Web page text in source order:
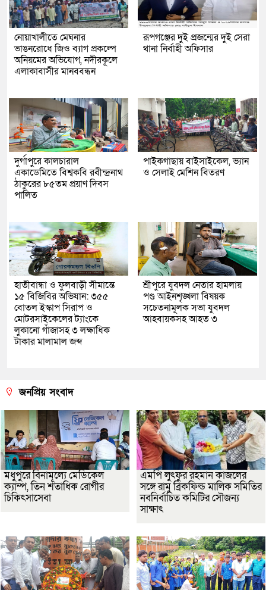
নোয়াখালীতে মেঘনার
ভাঙনরোধে জিও ব্যাগ প্রকল্পে
অনিয়মের অভিযোগ, নদীরকূলে
এলাকাবাসীর মানববন্ধন
রূপগঞ্জের দুই প্রজন্মের দুই সেরা
থানা নির্বাহী অফিসার
দুর্গাপুরে কালচারাল
একাডেমিতে বিশ্বকবি রবীন্দ্রনাথ
ঠাকুরের ৮৫তম প্রয়াণ দিবস
পালিত
পাইকগাছায় বাইসাইকেল, ভ্যান
ও সেলাই মেশিন বিতরণ
হাতীবান্ধা ও ফুলবাড়ী সীমান্তে
১৫ বিজিবির অভিযান: ৩৫৫
বোতল ইস্কাপ সিরাপ ও
মোটরসাইকেলের ট্যাংকে
লুকানো গাঁজাসহ ৩ লক্ষাধিক
টাকার মালামাল জব্দ
শ্রীপুরে যুবদল নেতার হামলায়
পণ্ড আইনশৃঙ্খলা বিষয়ক
সচেতনামূলক সভা যুবদল
আহবায়কসহ আহত ৩
জনপ্রিয় সংবাদ
মধুপুরে বিনামূল্যে মেডিকেল
ক্যাম্প, তিন শতাধিক রোগীর
চিকিৎসাসেবা
এমপি লুৎফুর রহমান কাজলের
সঙ্গে রামু ব্রিকফিল্ড মালিক সমিতির
নবনির্বাচিত কমিটির সৌজন্য
সাক্ষাৎ